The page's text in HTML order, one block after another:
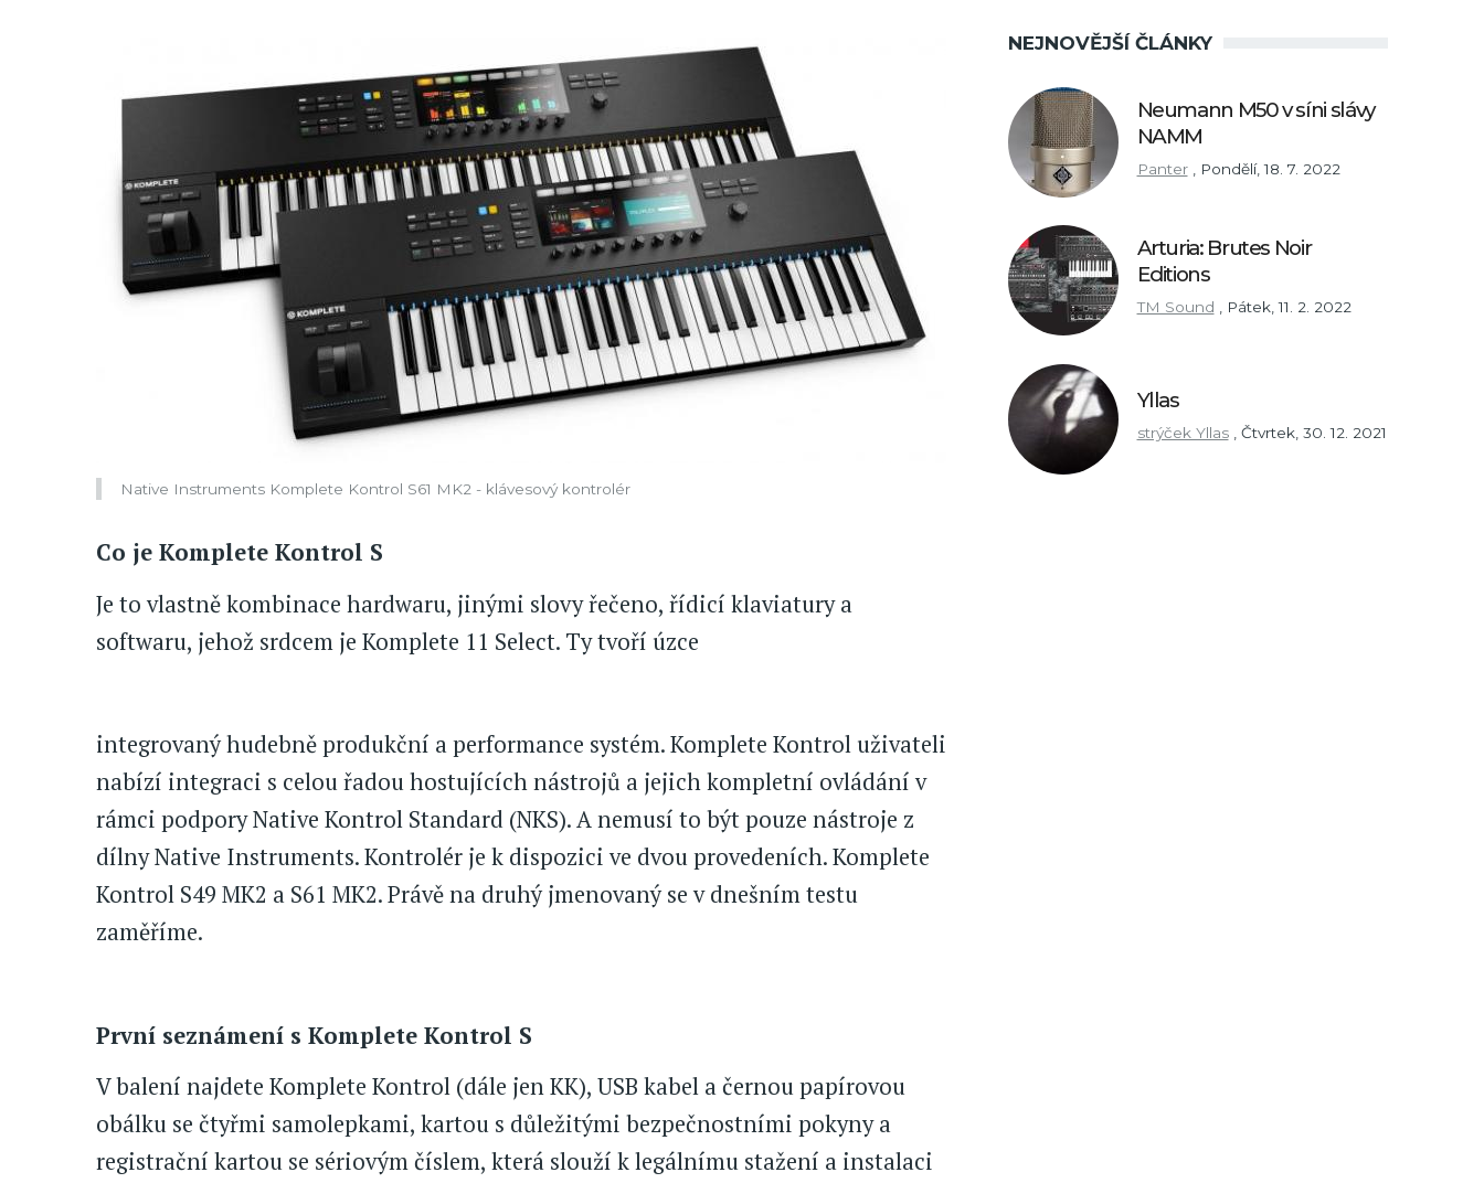
Native Instruments Komplete Kontrol S61 MK2 - klávesový kontrolér
Co je Komplete Kontrol S
Je to vlastně kombinace hardwaru, jinými slovy řečeno, řídicí klaviatury a
softwaru, jehož srdcem je Komplete 11 Select. Ty tvoří úzce
integrovaný hudebně produkční a performance systém. Komplete Kontrol uživateli
nabízí integraci s celou řadou hostujících nástrojů a jejich kompletní ovládání v
rámci podpory Native Kontrol Standard (NKS). A nemusí to být pouze nástroje z
dílny Native Instruments. Kontrolér je k dispozici ve dvou provedeních. Komplete
Kontrol S49 MK2 a S61 MK2. Právě na druhý jmenovaný se v dnešním testu
zaměříme.
První seznámení s Komplete Kontrol S
V balení najdete Komplete Kontrol (dále jen KK), USB kabel a černou papírovou
obálku se čtyřmi samolepkami, kartou s důležitými bezpečnostními pokyny a
registrační kartou se sériovým číslem, která slouží k legálnímu stažení a instalaci
NEJNOVĚJŠÍ ČLÁNKY
Neumann M50 v síni slávy
NAMM
Panter Pondělí, 18. 7. 2022
Arturia: Brutes Noir
Editions
TM Sound , Pátek, 11. 2. 2022
Yllas
strýček Yllas Čtvrtek, 30. 12. 2021